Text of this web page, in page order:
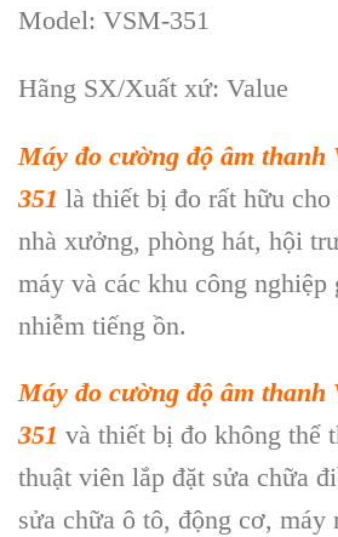
Model: VSM-351
Hãng SX/Xuất xứ: Value
Máy đo cường độ âm thanh
351 là thiết bị đo rất hữu cho
nhà xưởng, phòng hát, hội
máy và các khu công nghiệp
nhiễm tiếng ồn.
Máy đo cường độ âm thanh
351 và thiết bị đo không thể
thuật viên lắp đặt sửa chữa
sửa chữa ô tô, động cơ,